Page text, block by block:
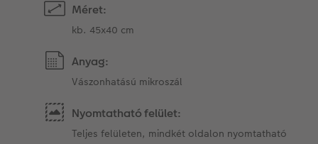
Méret:
kb. 45x40 cm
Anyag:
Vászonhatású mikroszál
Nyomtatható felület:
Teljes felületen, mindkét oldalon nyomtatható